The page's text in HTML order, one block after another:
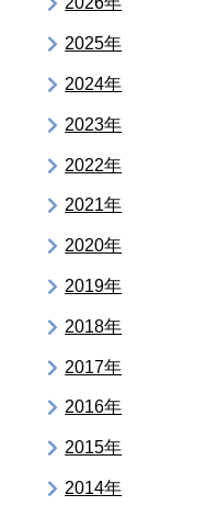
2025年
2024年
2023年
2022年
2021年
2020年
2019年
2018年
2017年
2016年
2015年
2014年